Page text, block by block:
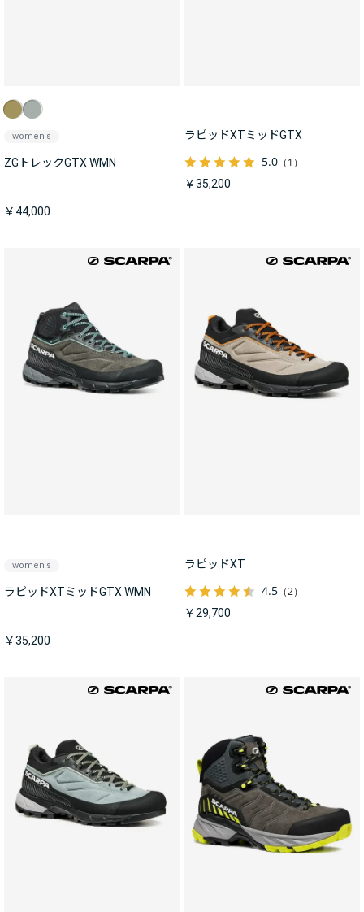
women's
ZGトレックGTX WMN
￥44,000
ラピッドXTミッドGTX
5.0（1）
￥35,200
women's
ラピッドXTミッドGTX WMN
￥35,200
ラピッドXT
4.5（2）
￥29,700